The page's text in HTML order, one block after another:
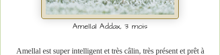
Amellal Addax, 3 mois
Amellal est super intelligent et très câlin, très présent et prêt à